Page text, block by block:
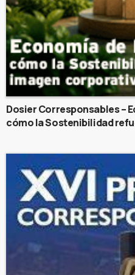
Dosier Corresponsables –
cómo la Sostenibilidad